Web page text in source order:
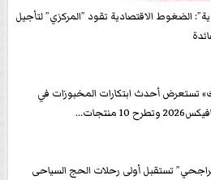
الضغوط الاقتصادية تقود ”المركزي” لتأجيل
تستعرض أحدث ابتكارات المخبوزات في
10 منتجات...
تستقبل أولى رحلات الحج السياحى